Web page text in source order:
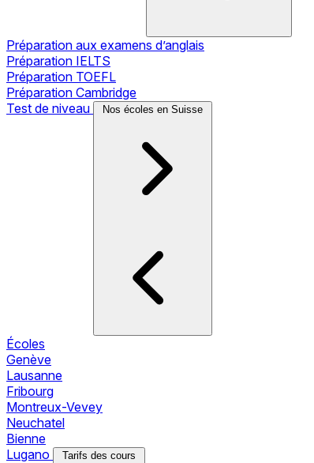
Préparation aux examens d’anglais
Préparation IELTS
Préparation TOEFL
Préparation Cambridge
Test de niveau
Nos écoles en Suisse
Écoles
Genève
Lausanne
Fribourg
Montreux-Vevey
Neuchatel
Bienne
Lugano
Tarifs des cours